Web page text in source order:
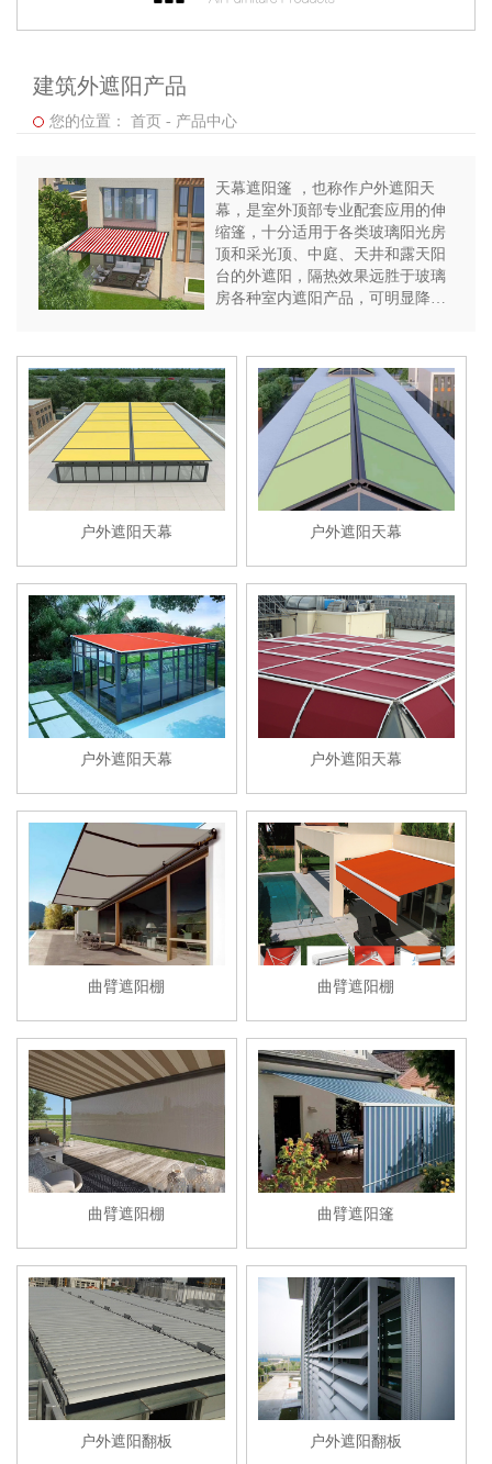
建筑外遮阳产品
您的位置： 首页 - 产品中心
天幕遮阳篷 ，也称作户外遮阳天
幕，是室外顶部专业配套应用的伸
缩篷，十分适用于各类玻璃阳光房
顶和采光顶、中庭、天井和露天阳
台的外遮阳，隔热效果远胜于玻璃
房各种室内遮阳产品，可明显降低
光板工程项目，更具备灵活多用的
功能。结构设计精密牢固，抗风力
极强，由大型前檐、后通和电机等
整体机构，性质高贵豪华、开阔大
方，不免伸缩绷平，最大应用面积
可达30平方米。它可以通过数字化
遥控来操作也可以安装一个智能风
动调节。一年四季都能替建筑灵活
遮阳篷阳光。夏日炎炎，更是它发
挥作用的季节，无论是直线或是弧
度的房屋，都能根据规格制作。它
一般用于度假酒店和一些高档阳光
房。
户外遮阳天幕 户外遮阳天幕
户外遮阳天幕 户外遮阳天幕
曲臂遮阳棚 曲臂遮阳棚
曲臂遮阳棚 曲臂遮阳篷
户外遮阳翻板 户外遮阳翻板